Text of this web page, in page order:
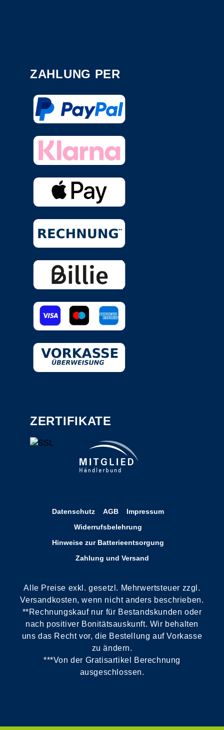
ZAHLUNG PER
ZERTIFIKATE
Datenschutz AGB
Impressum
Widerrufsbelehrung
Hinweise zur Batterieentsorgung
Zahlung und Versand
Alle Preise exkl. gesetzl. Mehrwertsteuer zzgl.
Versandkosten, wenn nicht anders beschrieben.
**Rechnungskauf nur für Bestandskunden oder
nach positiver Bonitätsauskunft. Wir behalten
uns das Recht vor, die Bestellung auf Vorkasse
zu ändern.
***Von der Gratisartikel Berechnung
ausgeschlossen.